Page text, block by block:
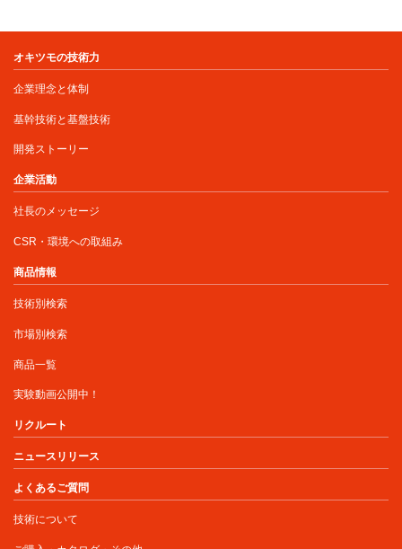
オキツモの技術力
企業理念と体制
基幹技術と基盤技術
開発ストーリー
企業活動
社長のメッセージ
CSR・環境への取組み
商品情報
技術別検索
市場別検索
商品一覧
実験動画公開中！
リクルート
ニュースリリース
よくあるご質問
技術について